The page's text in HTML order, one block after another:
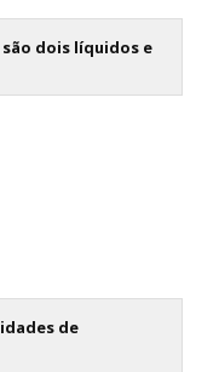
dois líquidos e
de